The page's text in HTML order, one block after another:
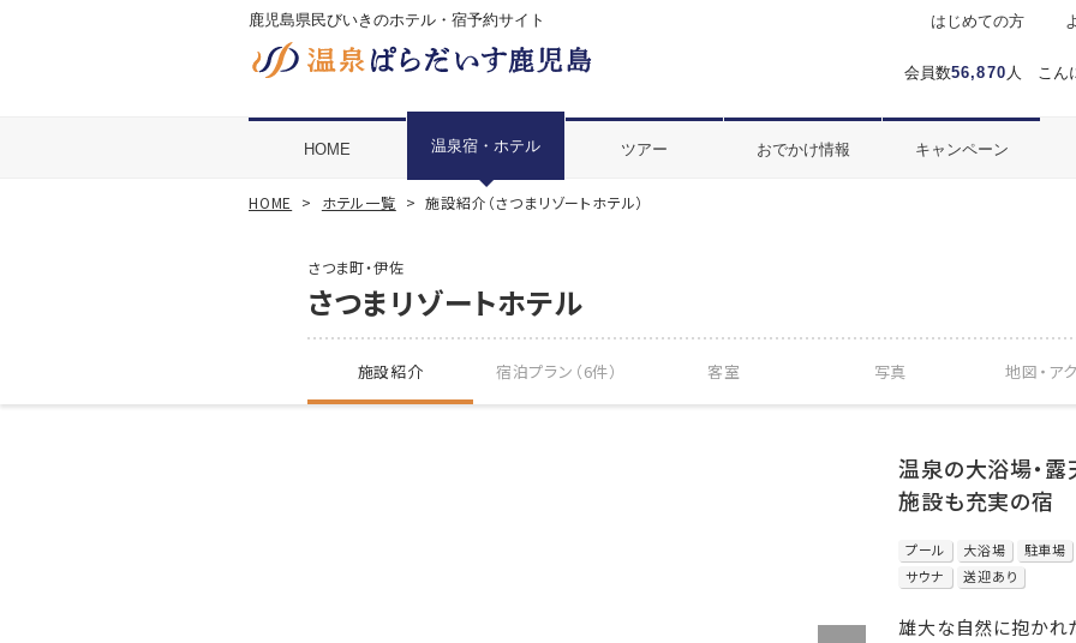
鹿児島県民びいきのホテル・宿予約サイト
会員数56,870 人 こん
はじめての方
HOME 温泉宿・ホテル ツアー おでかけ情報 キャンペーン
HOME ホテル一覧 施設紹介（さつまリゾートホテル）
さつま町・伊佐
さつまリゾートホテル
施設紹介 宿泊プラン（6件） 客室 写真 地図・ ア
温泉の大浴場・
施設も充実の宿
プール 大浴場 駐車場
サウナ
送迎あり
雄大な自然に抱かれ